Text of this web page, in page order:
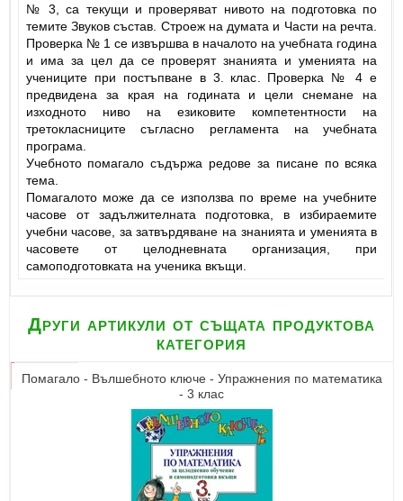
№ 3, са текущи и проверяват нивото на подготовка по
темите Звуков състав. Строеж на думата и Части на речта.
Проверка № 1 се извършва в началото на учебната година
и има за цел да се проверят знанията и уменията на
учениците при постъпване в 3. клас. Проверка № 4 е
предвидена за края на годината и цели снемане на
изходното ниво на езиковите компетентности на
третокласниците съгласно регламента на учебната
програма.
Учебното помагало съдържа редове за писане по всяка
тема.
Помагалото може да се използва по време на учебните
часове от задължителната подготовка, в избираемите
учебни часове, за затвърдяване на знанията и уменията в
часовете от целодневната организация, при
самоподготовката на ученика вкъщи.
Други артикули от същата продуктова
категория
Помагало - Вълшебното ключе - Упражнения по математика
- 3 клас